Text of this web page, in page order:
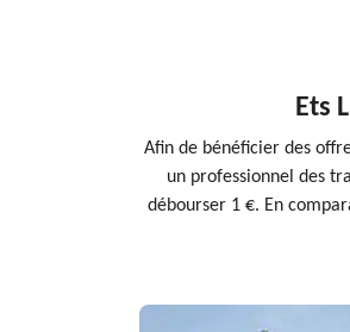
Ets
Afin de bénéficier des
un professionnel des
débourser 1 €. En